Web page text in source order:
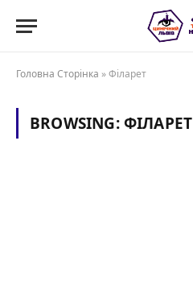
Головна Сторінка »Філарет
BROWSING:ФІЛАРЕТ